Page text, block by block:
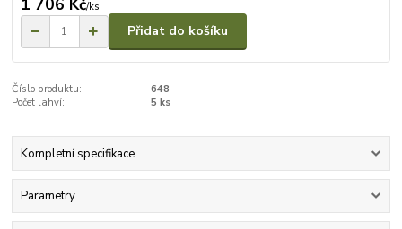
1 706 Kč/ks
Přidat do košíku
Číslo produktu:
648
Počet lahví:
5 ks
Kompletní specifikace
Parametry